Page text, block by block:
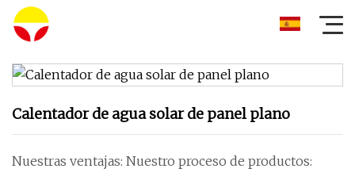
Calentador de agua solar de panel plano
Nuestras ventajas: Nuestro proceso de productos: